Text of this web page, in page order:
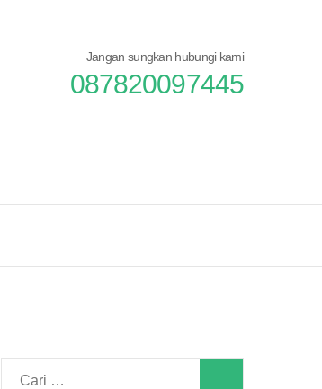
Jangan sungkan hubungi kami
087820097445
Cari